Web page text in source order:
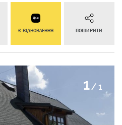
Є ВІДНОВЛЕННЯ ПОШИРИТИ
1/ 1